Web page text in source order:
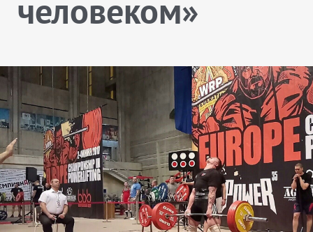
человеком»